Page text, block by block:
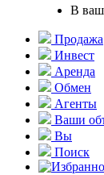
В
Продажа
Инвест
Аренда
Обмен
Агенты
Ваши
Вы
Поиск